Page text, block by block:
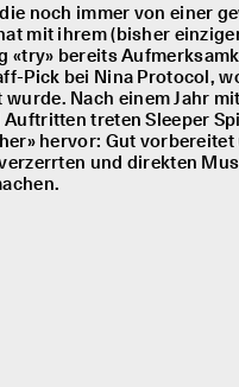
noch immer von einer
mit ihrem (bisher
«try» bereits
Pick bei Nina Protocol,
Nach einem Jahr
treten Sleeper
hervor: Gut vorbereitet
und direkten